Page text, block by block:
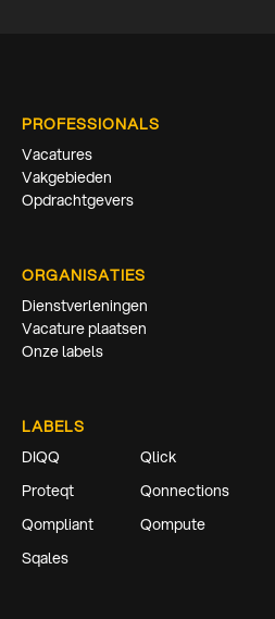
PROFESSIONALS
Vacatures
Vakgebieden
Opdrachtgevers
ORGANISATIES
Dienstverleningen
Vacature plaatsen
Onze labels
LABELS
DIQQ
Qlick
Proteqt
Qonnections
Qompliant
Qompute
Sqales